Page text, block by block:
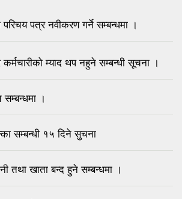
परिचय पत्र नवीकरण गर्ने सम्बन्धमा ।
म्याद थप नहुने सम्बन्धी सूचना ।
।
सम्बन्धी १५ दिने सुचना
तथा खाता बन्द हुने सम्बन्धमा ।